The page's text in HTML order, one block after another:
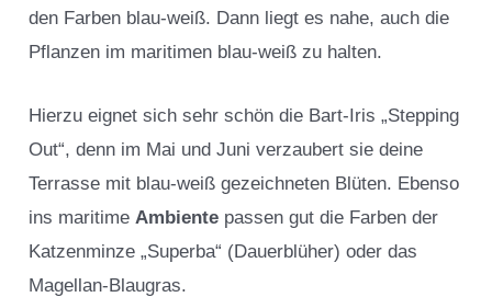
den Farben blau-weiß. Dann liegt es nahe, auch die
Pflanzen im maritimen blau-weiß zu halten.
Hierzu eignet sich sehr schön die Bart-Iris „Stepping
Out“, denn im Mai und Juni verzaubert sie deine
Terrasse mit blau-weiß gezeichneten Blüten. Ebenso
ins maritimeAmbiente passen gut die Farben der
Katzenminze „Superba“ (Dauerblüher) oder das
Magellan-Blaugras.